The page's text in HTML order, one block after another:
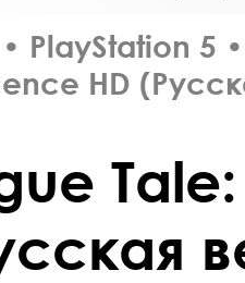
• PlayStation 5 •
HD